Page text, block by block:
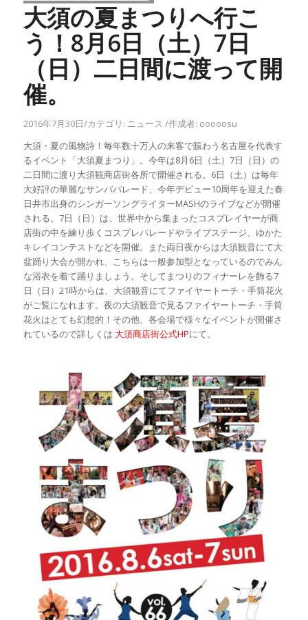
大須の夏まつりへ行こ
う！8月6日（土）7日
（日）二日間に渡って開
催。
2016年7月30日/カテゴリ: ニュース /作成者: ooooosu
大須・夏の風物詩！毎年数十万人の来客で賑わう名古屋を代表す
るイベント「大須夏まつり」。今年は8月6日（土）7日（日）の
二日間に渡り大須観商店街各所で開催される。6日（土）は毎年
大好評の華麗なサンバパレード、今年デビュー10周年を迎えた春
日井市出身のシンガーソングライターMASHのライブなどが開催
される。7日（日）は、世界中から集まったコスプレイヤーが商
店街の中を練り歩くコスプレパレードやライブステージ、ゆかた
キレイコンテストなどを開催。また両日夜からは大須観音にて大
盆踊り大会が開かれ、こちらは一般参加型となっているのでみん
な浴衣を着て踊りましょう。そしてまつりのフィナーレを飾る7
日（日）21時からは、大須観音にてファイヤートーチ・手筒花火
がご覧になれます。夜の大須観音で見るファイヤートーチ・手筒
花火はとても幻想的！その他、各会場で様々なイベントが開催さ
れているので詳しくは 大須商店街公式HPにて。